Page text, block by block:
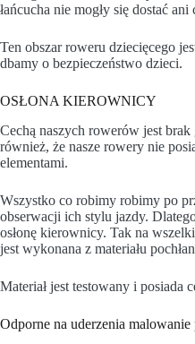
łańcucha nie mogły się dostać
Ten obszar roweru dziecięcego
dbamy o bezpieczeństwo dzieci.
OSŁONA KIEROWNICY
Cechą naszych rowerów jest
również, że nasze rowery nie
elementami.
Wszystko co robimy robimy po
obserwacji ich stylu jazdy.
osłonę kierownicy. Tak na
jest wykonana z materiału
Materiał jest testowany i
Odporne na uderzenia